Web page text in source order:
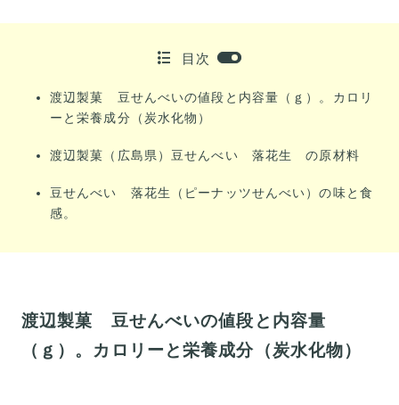
目次
渡辺製菓 豆せんべいの値段と内容量（ｇ）。カロリ
ーと栄養成分（炭水化物）
渡辺製菓（広島県）豆せんべい 落花生 の原材料
豆せんべい 落花生（ピーナッツせんべい）の味と食
感。
渡辺製菓 豆せんべいの値段と内容量
（ｇ）。カロリーと栄養成分（炭水化物）